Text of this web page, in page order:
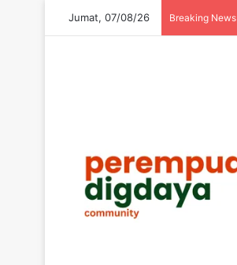
Jumat, 07/08/26 Breaking News